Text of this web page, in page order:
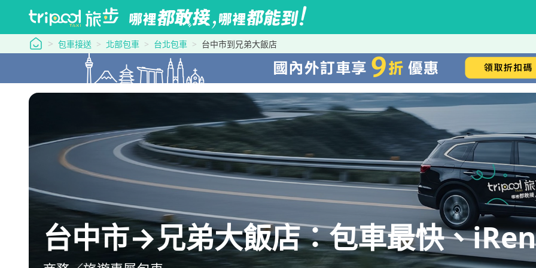
tripool 旅步
包車接送 北部包車 台北包車 台中市到兄弟大飯店
台中市→兄弟大飯店：包車最快、